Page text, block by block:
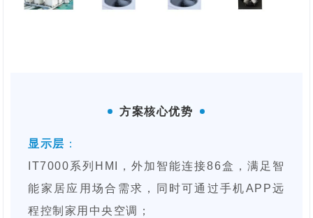
方案核心优势
显示层 ：
IT7000系列HMI，外加智能连接86盒，满足智
能家居应用场合需求，同时可通过手机APP远
程控制家用中央空调；